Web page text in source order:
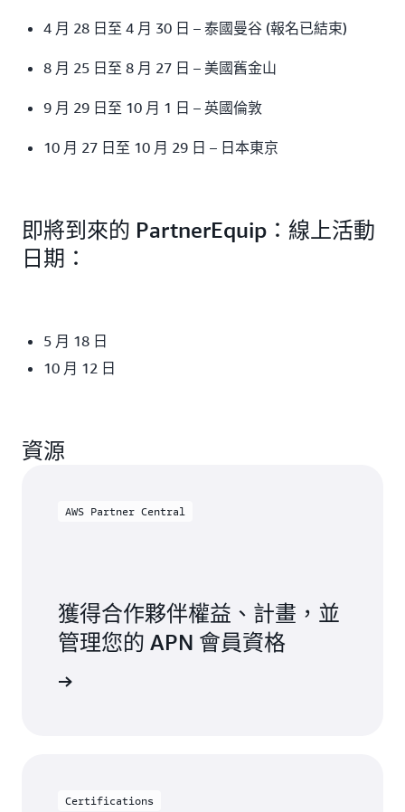
4 月 28 日至 4 月 30 日 – 泰國曼谷 (報名已結束)
8 月 25 日至 8 月 27 日 – 美國舊金山
9 月 29 日至 10 月 1 日 – 英國倫敦
10 月 27 日至 10 月 29 日 – 日本東京
即將到來的 PartnerEquip：線上活動
日期：
5 月 18 日
10 月 12 日
資源
AWS Partner Central
獲得合作夥伴權益、計畫，並
管理您的 APN 會員資格
Certifications